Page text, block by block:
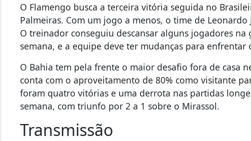
O Flamengo busca a terceira vitória seguida no
Palmeiras. Com um jogo a menos, o time de
O treinador conseguiu descansar alguns jogadores
semana, e a equipe deve ter mudanças para enfrentar
O Bahia tem pela frente o maior desafio fora de casa
conta com o aproveitamento de 80% como visitante
foram quatro vitórias e uma derrota nas partidas
semana, com triunfo por 2 a 1 sobre o Mirassol.
Transmissão